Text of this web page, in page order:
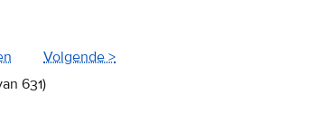
Volgende >
631)